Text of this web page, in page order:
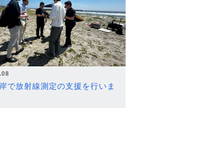
で放射線測定の支援を行いま